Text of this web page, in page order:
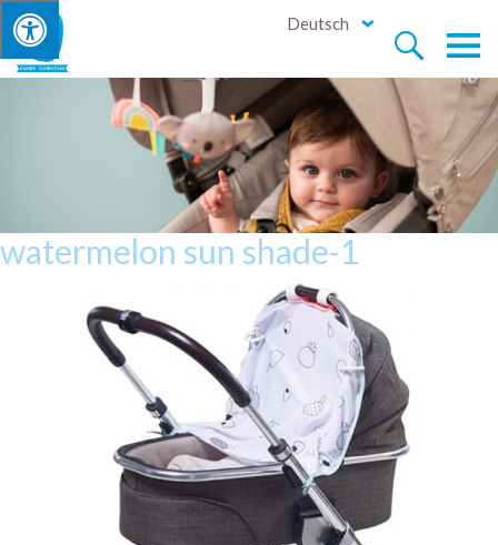


Deutsch
watermelon sun shade-1